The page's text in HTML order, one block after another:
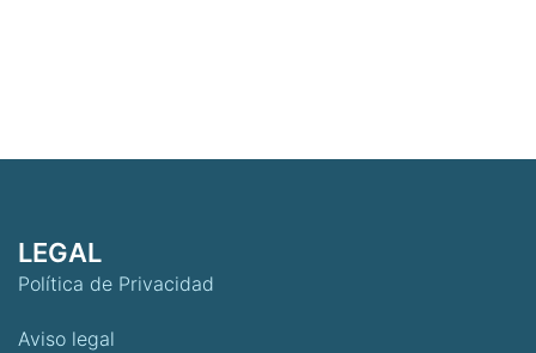
LEGAL
Política de Privacidad
Aviso legal